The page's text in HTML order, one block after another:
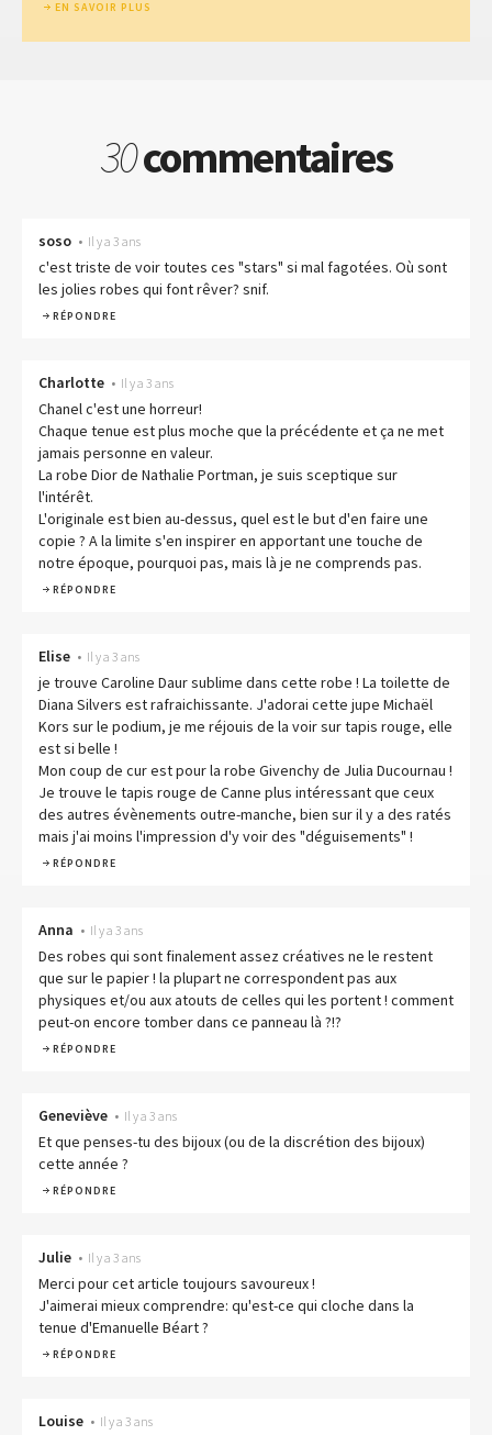
EN SAVOIR PLUS
30commentaires
soso • Il y a 3 ans
c'est triste de voir toutes ces "stars" si mal fagotées. Où sont
les jolies robes qui font rêver? snif.
RÉPONDRE
Charlotte • Il y a 3 ans
Chanel c'est une horreur!
Chaque tenue est plus moche que la précédente et ça ne met
jamais personne en valeur.
La robe Dior de Nathalie Portman, je suis sceptique sur
l'intérêt.
L'originale est bien au-dessus, quel est le but d'en faire une
copie ? A la limite s'en inspirer en apportant une touche de
notre époque, pourquoi pas, mais là je ne comprends pas.
RÉPONDRE
Elise • Il y a 3 ans
je trouve Caroline Daur sublime dans cette robe ! La toilette de
Diana Silvers est rafraichissante. J'adorai cette jupe Michaël
Kors sur le podium, je me réjouis de la voir sur tapis rouge, elle
est si belle !
Mon coup de cur est pour la robe Givenchy de Julia Ducournau !
Je trouve le tapis rouge de Canne plus intéressant que ceux
des autres évènements outre-manche, bien sur il y a des ratés
mais j'ai moins l'impression d'y voir des "déguisements" !
RÉPONDRE
Anna • Il y a 3 ans
Des robes qui sont finalement assez créatives ne le restent
que sur le papier ! la plupart ne correspondent pas aux
physiques et/ou aux atouts de celles qui les portent ! comment
peut-on encore tomber dans ce panneau là ?!?
RÉPONDRE
Geneviève • Il y a 3 ans
Et que penses-tu des bijoux (ou de la discrétion des bijoux)
cette année ?
RÉPONDRE
Julie • Il y a 3 ans
Merci pour cet article toujours savoureux !
J'aimerai mieux comprendre: qu'est-ce qui cloche dans la
tenue d'Emanuelle Béart ?
RÉPONDRE
Louise • Il y a 3 ans